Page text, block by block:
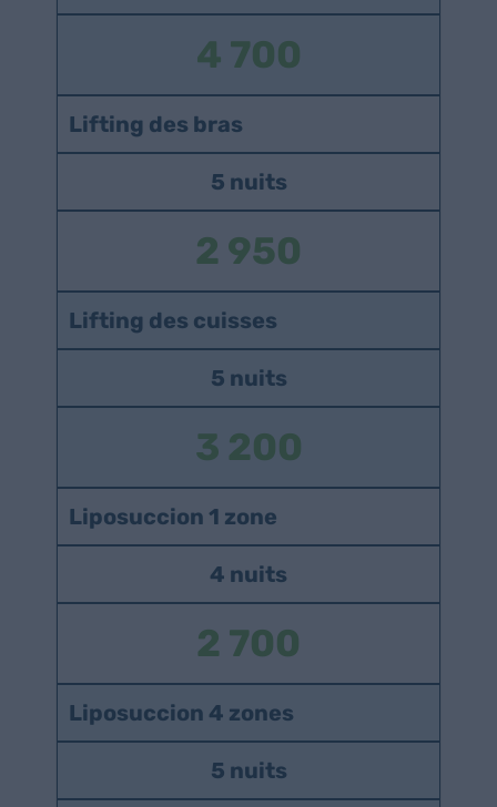
4 700
Lifting des bras
5 nuits
2 950
Lifting des cuisses
5 nuits
3 200
Liposuccion 1 zone
4 nuits
2 700
Liposuccion 4 zones
5 nuits